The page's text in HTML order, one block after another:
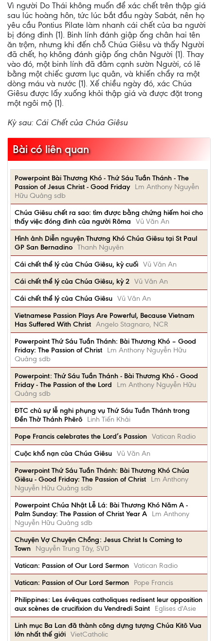
Vì người Do Thái không muốn để xác chết trên thập giá
sau lúc hoàng hôn, tức lúc bắt đầu ngày Sabát, nên họ
yêu cầu Pontius Pilate làm nhanh cái chết của ba người
bị đóng đinh (1). Binh lính đánh giập ống chân hai tên
ăn trộm, nhưng khi đến chỗ Chúa Giêsu và thấy Người
đã chết, họ không đánh giập ống chân Người (1). Thay
vào đó, một binh lính đã đâm cạnh sườn Người, có lẽ
bằng một chiếc gươm lục quân, và khiến chẩy ra một
dòng máu và nước (1). Xế chiều ngày đó, xác Chúa
Giêsu được lấy xuống khỏi thập giá và được đặt trong
một ngôi mộ (1).
Kỳ sau: Cái Chết của Chúa Giêsu
Bài có liên quan
Powerpoint Bài Thương Khó - Thứ Sáu Tuần Thánh - The
Passion of Jesus Christ - Good Friday
Lm Anthony Nguyễn
Hữu Quảng sdb
Chúa Giêsu chết ra sao: tìm được bằng chứng hiếm hoi cho
thấy việc đóng đinh của người Rôma
Vũ Văn An
Hình ảnh Diễn nguyện Thương Khó Chúa Giêsu tại St Paul
GP San Bernadino Thanh Nguyên
Cái chết thể lý của Chúa Giêsu, kỳ cuối Vũ Văn An
Cái chết thể lý của Chúa Giêsu, kỳ 2 Vũ Văn An
Cái chết thể lý của Chúa Giêsu Vũ Văn An
Vietnamese Passion Plays Are Powerful, Because Vietnam
Has Suffered With Christ Angelo Stagnaro, NCR
Powerpoint Thứ Sáu Tuần Thánh: Bài Thương Khó – Good
Friday: The Passion of Christ
Lm Anthony Nguyễn Hữu
Quảng sdb
Powerpoint: Thứ Sáu Tuần Thánh - Bài Thương Khó - Good
Friday - The Passion of the Lord
Lm Anthony Nguyễn Hữu
Quảng sdb
ĐTC chủ sự lễ nghi phụng vụ Thứ Sáu Tuần Thánh trong
Đền Thờ Thánh Phêrô
Linh Tiến Khải
Pope Francis celebrates the Lord’s Passion Vatican Radio
Cuộc khổ nạn của Chúa Giêsu Vũ Văn An
Powerpoint Thứ Sáu Tuần Thánh: Bài Thương Khó Chúa
Giêsu - Good Friday: The Passion of Christ
Lm Anthony
Nguyễn Hữu Quảng sdb
Powerpoint Chúa Nhật Lễ Lá: Bài Thương Khó Năm A -
Palm Sunday: The Passion of Christ Year A
Lm Anthony
Nguyễn Hữu Quảng sdb
Chuyện Vợ Chuyện Chồng: Jesus Christ Is Coming to
Town
Nguyễn Trung Tây, SVD
Vatican: Passion of Our Lord Sermon Vatican Radio
Vatican: Passion of Our Lord Sermon
Pope Francis
Philippines: Les évêques catholiques redisent leur opposition
aux scènes de crucifixion du Vendredi Saint
Eglises d'Asie
Linh mục Ba Lan đã thành công dựng tượng Chúa Kitô Vua
lớn nhất thế giới VietCatholic